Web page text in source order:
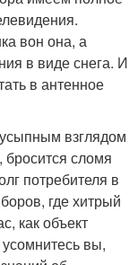
вон она, а
в виде снега. И
в антенное
взглядом
сломя
потребителя в
где хитрый
как объект
вы,